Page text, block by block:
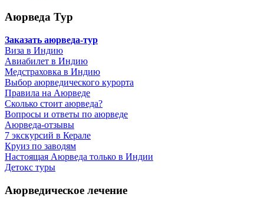
Аюрведа Тур
Заказать аюрведа-тур
Виза в Индию
Авиабилет в Индию
Медстраховка в Индию
Выбор аюрведического курорта
Правила на Аюрведе
Сколько стоит аюрведа?
Вопросы и ответы по аюрведе
Аюрведа-отзывы
7 экскурсий в Керале
Круиз по заводям
Настоящая Аюрведа только в Индии
Детокс туры
Аюрведическое лечение